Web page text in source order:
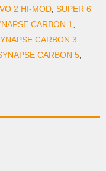
2 HI-MOD SUPER 6
CARBON 1
CARBON 3
CARBON 5